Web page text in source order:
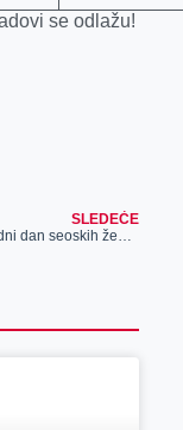
se odlažu!
SLEDEĆE
Međunarodni dan seoskih žena obeležen u Žitištu